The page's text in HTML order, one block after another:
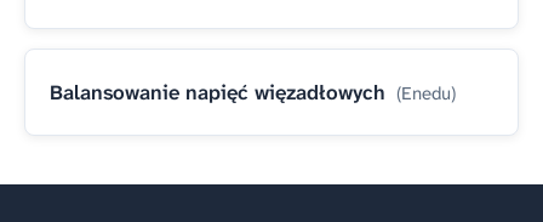
Balansowanie napięć więzadłowych (Enedu)